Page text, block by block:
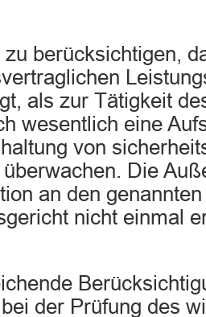
berücksichtigen,
als zur Tätigkeit
wesentlich eine
von
Die
an den
nicht einmal
der Prüfung des